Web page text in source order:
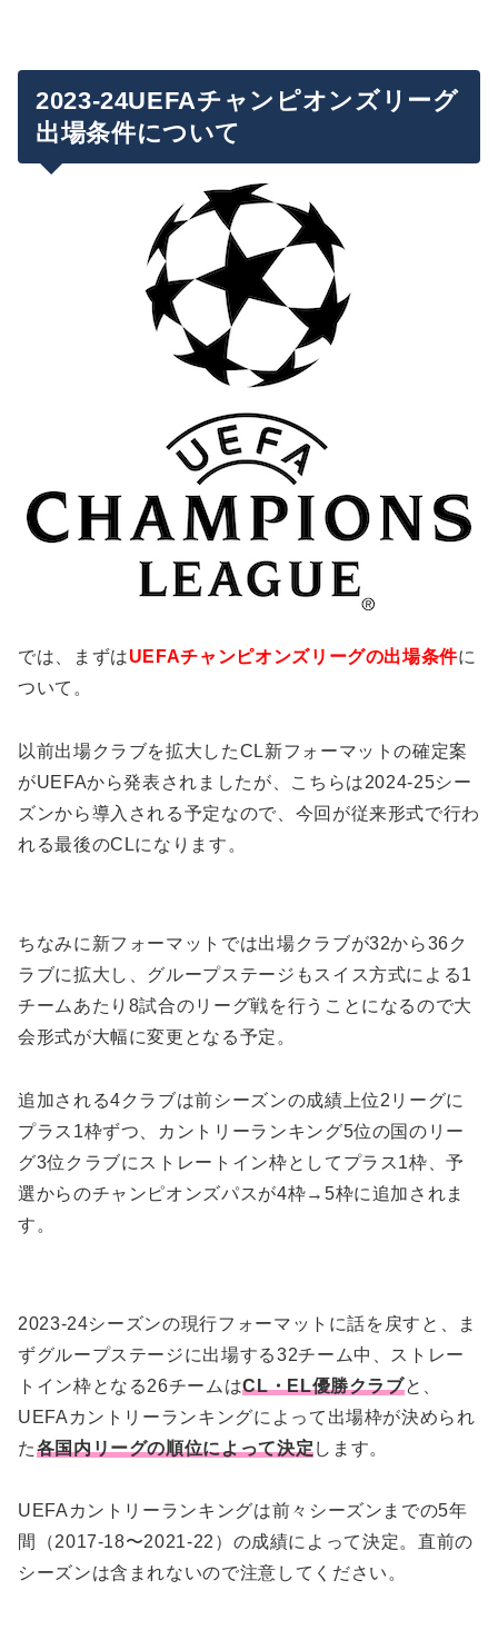
2023-24UEFAチャンピオンズリーグ
出場条件について
では、まずはUEFAチャンピオンズリーグの出場条件に
ついて。
以前出場クラブを拡大したCL新フォーマットの確定案
がUEFAから発表されましたが、こちらは2024-25シー
ズンから導入される予定なので、今回が従来形式で行わ
れる最後のCLになります。
ちなみに新フォーマットでは出場クラブが32から36ク
ラブに拡大し、グループステージもスイス方式による1
チームあたり8試合のリーグ戦を行うことになるので大
会形式が大幅に変更となる予定。
追加される4クラブは前シーズンの成績上位2リーグに
プラス1枠ずつ、カントリーランキング5位の国のリー
グ3位クラブにストレートイン枠としてプラス1枠、予
選からのチャンピオンズパスが4枠→5枠に追加されま
す。
2023-24シーズンの現行フォーマットに話を戻すと、ま
ずグループステージに出場する32チーム中、ストレー
トイン枠となる26チームはCL・EL優勝クラブと、
UEFAカントリーランキングによって出場枠が決められ
た各国内リーグの順位によって決定します。
UEFAカントリーランキングは前々シーズンまでの5年
間（2017-18〜2021-22）の成績によって決定。直前の
シーズンは含まれないので注意してください。